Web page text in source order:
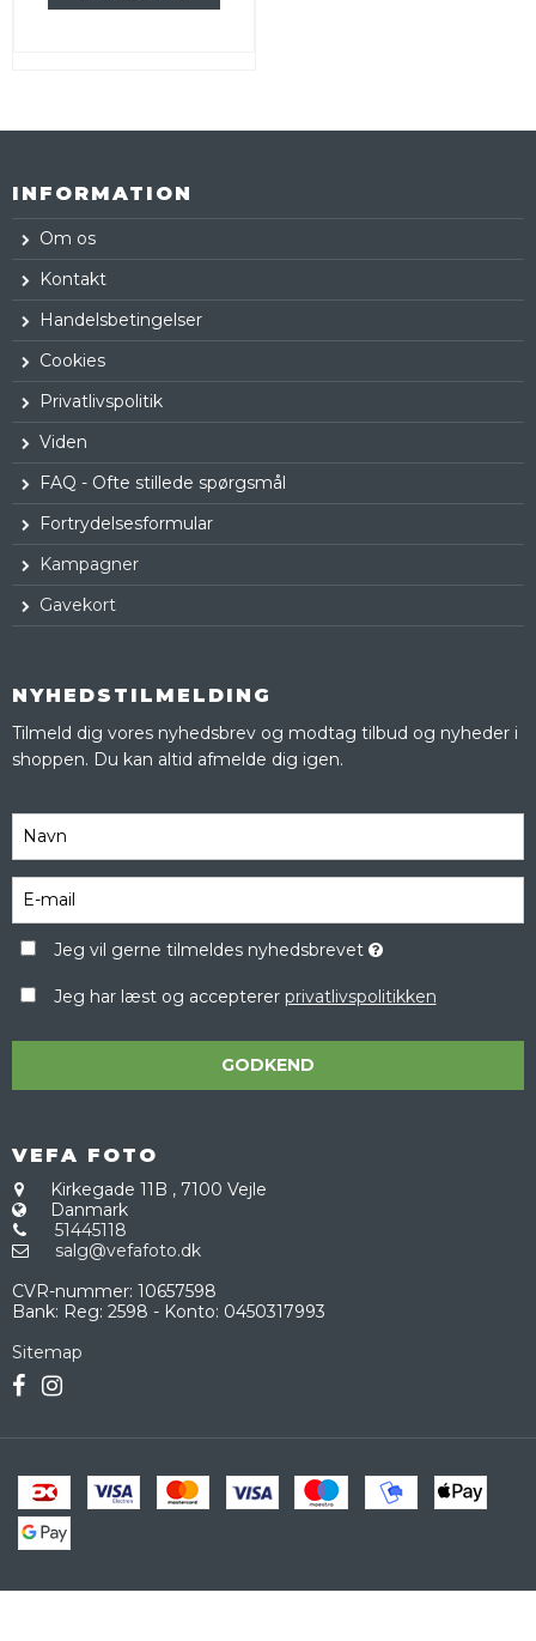
INFORMATION
Om os
Kontakt
Handelsbetingelser
Cookies
Privatlivspolitik
Viden
FAQ - Ofte stillede spørgsmål
Fortrydelsesformular
Kampagner
Gavekort
NYHEDSTILMELDING
Tilmeld dig vores nyhedsbrev og modtag tilbud og nyheder i
shoppen. Du kan altid afmelde dig igen.
Jeg vil gerne tilmeldes nyhedsbrevet
Jeg har læst og accepterer privatlivspolitikken
GODKEND
VEFA FOTO
Kirkegade 11B , 7100 Vejle
Danmark
51445118
salg@vefafoto.dk
CVR-nummer: 10657598
Bank: Reg: 2598 - Konto: 0450317993
Sitemap